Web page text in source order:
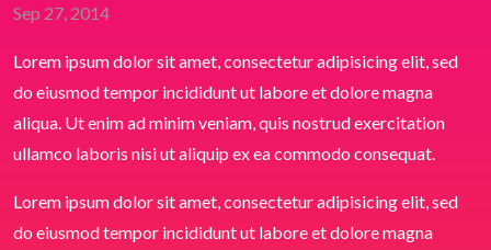
Sep 27, 2014
Lorem ipsum dolor sit amet, consectetur adipisicing elit, sed
do eiusmod tempor incididunt ut labore et dolore magna
aliqua. Ut enim ad minim veniam, quis nostrud exercitation
ullamco laboris nisi ut aliquip ex ea commodo consequat.
Lorem ipsum dolor sit amet, consectetur adipisicing elit, sed
do eiusmod tempor incididunt ut labore et dolore magna